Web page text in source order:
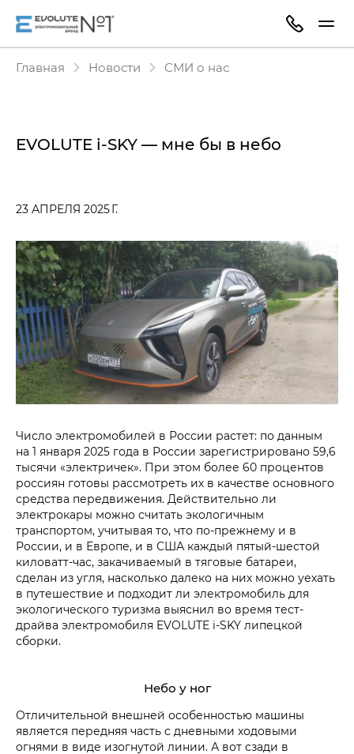
Главная Новости СМИ о нас
EVOLUTE i‑SKY — мне бы в небо
23 АПРЕЛЯ 2025 Г.
Число электромобилей в России растет: по данным
на 1 января 2025 года в России зарегистрировано 59,6
тысячи «электричек». При этом более 60 процентов
россиян готовы рассмотреть их в качестве основного
средства передвижения. Действительно ли
электрокары можно считать экологичным
транспортом, учитывая то, что по-прежнему и в
России, и в Европе, и в США каждый пятый-шестой
киловатт-час, закачиваемый в тяговые батареи,
сделан из угля, насколько далеко на них можно уехать
в путешествие и подходит ли электромобиль для
экологического туризма выяснил во время тест-
драйва электромобиля EVOLUTE i‑SKY липецкой
сборки.
Небо у ног
Отличительной внешней особенностью машины
является передняя часть с дневными ходовыми
огнями в виде изогнутой линии. А вот сзади в